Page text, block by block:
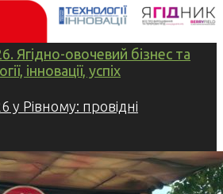
Ягідно-овочевий бізнес та
інновації, успіх
у Рівному: провідні